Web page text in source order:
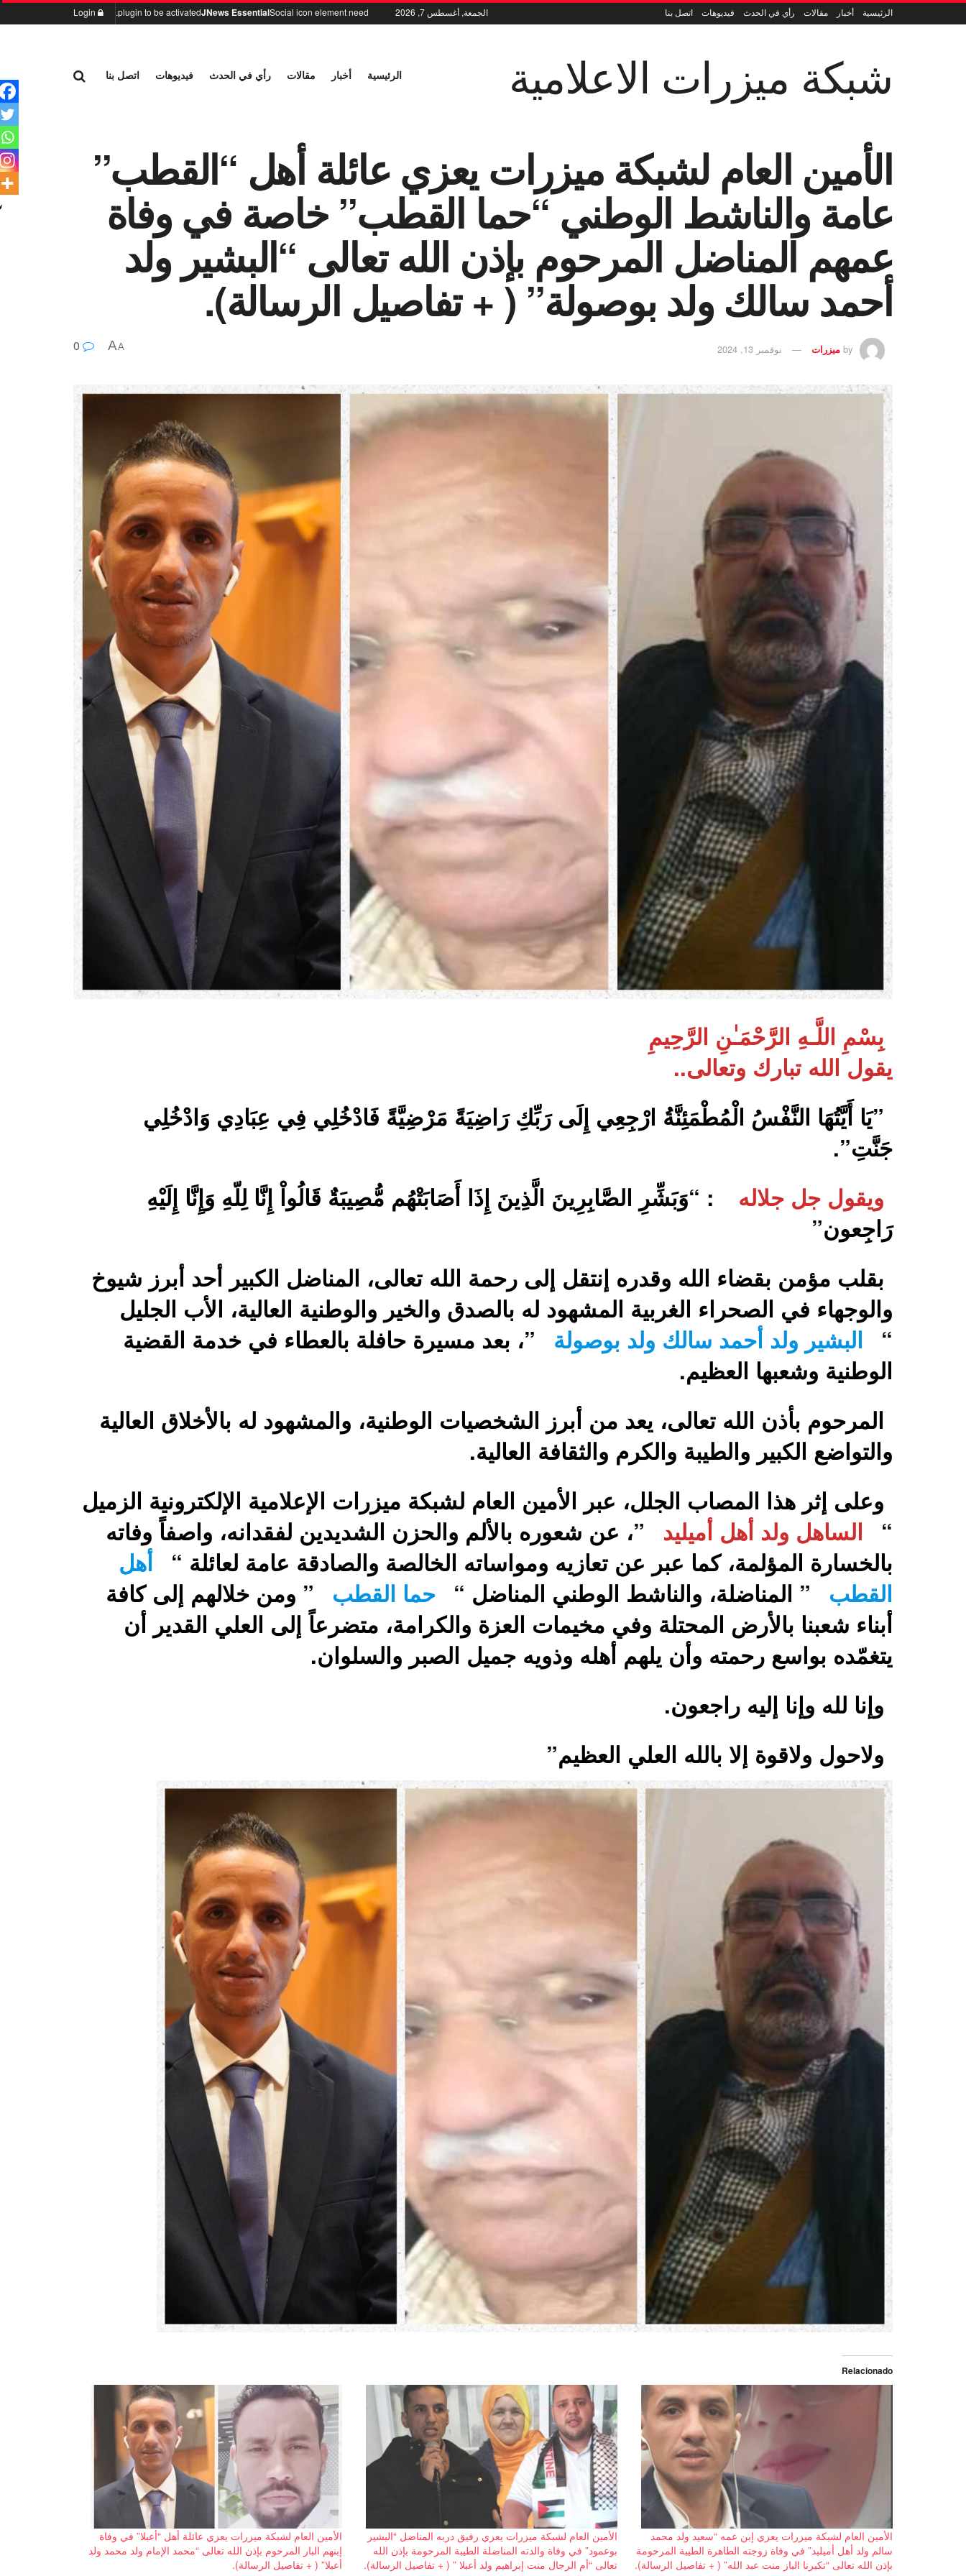
الرئيسية أخبار مقالات رأي في الحدث فيديوهات اتصل بنا الجمعة, أغسطس 7, 2026 Social icon element need
JNews Essential
plugin to be activated.
شبكة ميزرات الاعلامية الرئيسية أخبار مقالات رأي في الحدث فيديوهات اتصل بنا
الأمين العام لشبكة ميزرات يعزي عائلة أهل “القطب”
عامة والناشط الوطني “حما القطب” خاصة في وفاة
عمهم المناضل المرحوم بإذن الله تعالى “البشير ولد
أحمد سالك ولد بوصولة” ( + تفاصيل الرسالة).
by ميزرات نوفمبر 13, 2024 A
A
بِسْمِ اللَّـهِ الرَّحْمَـٰنِ الرَّحِيمِ
يقول الله تبارك وتعالى..
”يَا أَيَّتُهَا النَّفْسُ الْمُطْمَئِنَّةُ ارْجِعِي إِلَى رَبِّكِ رَاضِيَةً مَرْضِيَّةً فَادْخُلِي فِي عِبَادِي وَادْخُلِي
جَنَّتِ”.
ويقول جل جلاله
: “وَبَشِّرِ الصَّابِرِينَ الَّذِينَ إِذَا أَصَابَتْهُم مُّصِيبَةٌ قَالُواْ إِنَّا لِلّهِ وَإِنَّا إِلَيْهِ
رَاجِعون”
بقلب مؤمن بقضاء الله وقدره إنتقل إلى رحمة الله تعالى، المناضل الكبير أحد أبرز شيوخ
والوجهاء في الصحراء الغربية المشهود له بالصدق والخير والوطنية العالية، الأب الجليل
“
البشير ولد أحمد سالك ولد بوصولة
”، بعد مسيرة حافلة بالعطاء في خدمة القضية
الوطنية وشعبها العظيم.
المرحوم بأذن الله تعالى، يعد من أبرز الشخصيات الوطنية، والمشهود له بالأخلاق العالية
والتواضع الكبير والطيبة والكرم والثقافة العالية.
وعلى إثر هذا المصاب الجلل، عبر الأمين العام لشبكة ميزرات الإعلامية الإلكترونية الزميل
“
الساهل ولد أهل أميليد
”، عن شعوره بالألم والحزن الشديدين لفقدانه، واصفاً وفاته
بالخسارة المؤلمة، كما عبر عن تعازيه ومواساته الخالصة والصادقة عامة لعائلة “ أهل
القطب
” المناضلة، والناشط الوطني المناضل “ حما القطب
” ومن خلالهم إلى كافة
أبناء شعبنا بالأرض المحتلة وفي مخيمات العزة والكرامة، متضرعاً إلى العلي القدير أن
يتغمّده بواسع رحمته وأن يلهم أهله وذويه جميل الصبر والسلوان.
وإنا لله وإنا إليه راجعون.
ولاحول ولاقوة إلا بالله العلي العظيم”
Relacionado
الأمين العام لشبكة ميزرات يعزي إبن عمه “سعيد ولد محمد
سالم ولد أهل أميليد” في وفاة زوجته الطاهرة الطيبة المرحومة
بإذن الله تعالى “تكبرنا الباز منت عبد الله” ( + تفاصيل الرسالة).
الأمين العام لشبكة ميزرات يعزي رفيق دربه المناضل “البشير
بوعمود” في وفاة والدته المناضلة الطيبة المرحومة بإذن الله
تعالى “أم الرجال منت إبراهيم ولد أعبلا ” ( + تفاصيل الرسالة).
الأمين العام لشبكة ميزرات يعزي عائلة أهل “أعبلا” في وفاة
إبنهم البار المرحوم بإذن الله تعالى “محمد الإمام ولد محمد ولد
أعبلا” ( + تفاصيل الرسالة).